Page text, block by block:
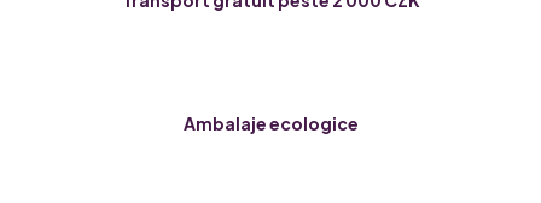
Ambalaje ecologice